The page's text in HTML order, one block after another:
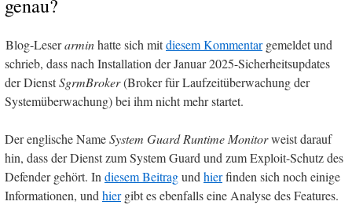
genau?
Blog-Leserarminhatte sich mitdiesem Kommentargemeldet und
schrieb, dass nach Installation der Januar 2025-Sicherheitsupdates
der DienstSgrmBroker(Broker für Laufzeitüberwachung der
Systemüberwachung) bei ihm nicht mehr startet.
Der englische NameSystem Guard Runtime Monitorweist darauf
hin, dass der Dienst zum System Guard und zum Exploit-Schutz des
Defender gehört. Indiesem Beitragundhierfinden sich noch einige
Informationen, undhiergibt es ebenfalls eine Analyse des Features.